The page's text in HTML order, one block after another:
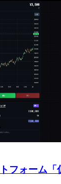
フォーム